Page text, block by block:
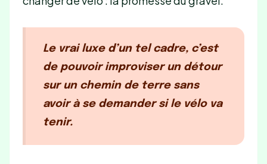
Le vrai luxe d’un tel cadre, c’est
de pouvoir improviser un détour
sur un chemin de terre sans
avoir à se demander si le vélo va
tenir.